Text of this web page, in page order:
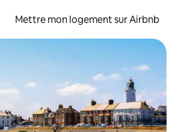
Mettre mon logement sur Airbnb